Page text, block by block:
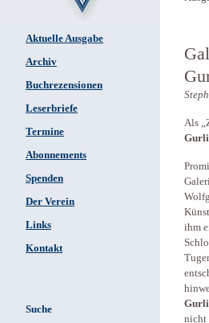
Aktuelle Ausgabe
Archiv
Buchrezensionen
Leserbriefe
Termine
Abonnements
Spenden
Der Verein
Links
Kontakt
Suche
Als
ihm
nicht